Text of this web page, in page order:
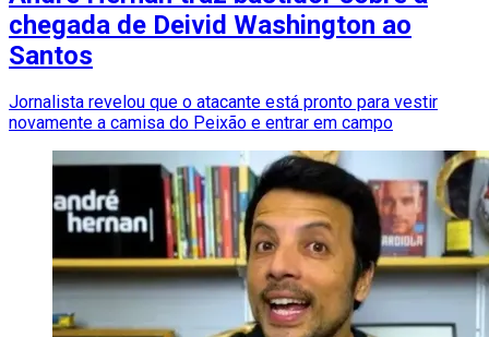
chegada de Deivid Washington ao
Santos
Jornalista revelou que o atacante está pronto para vestir
novamente a camisa do Peixão e entrar em campo